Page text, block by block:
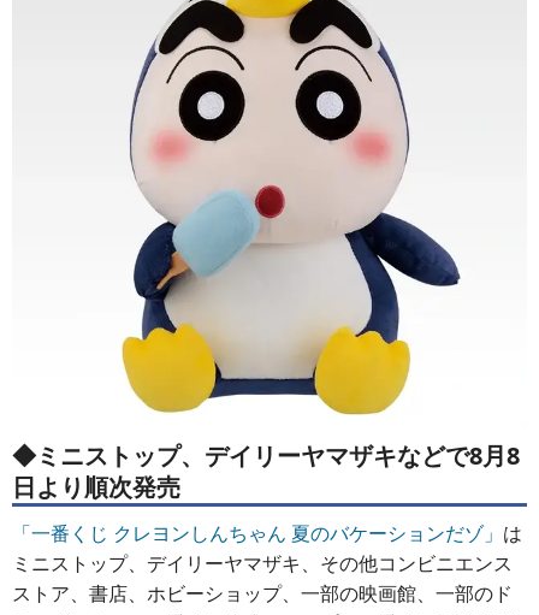
◆ミニストップ、デイリーヤマザキなどで8月8
日より順次発売
「一番くじ クレヨンしんちゃん 夏のバケーションだゾ」 は
ミニストップ、デイリーヤマザキ、その他コンビニエンス
ストア、書店、ホビーショップ、一部の映画館、一部のド